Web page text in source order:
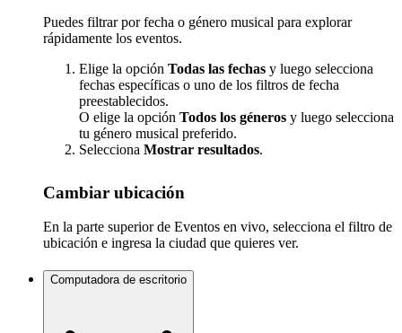
Puedes filtrar por fecha o género musical para explorar
rápidamente los eventos.
Elige la opción Todas las fechas y luego selecciona
fechas específicas o uno de los filtros de fecha
preestablecidos.
O elige la opción Todos los géneros y luego selecciona
tu género musical preferido.
Selecciona Mostrar resultados.
Cambiar ubicación
En la parte superior de Eventos en vivo, selecciona el filtro de
ubicación e ingresa la ciudad que quieres ver.
Computadora de escritorio